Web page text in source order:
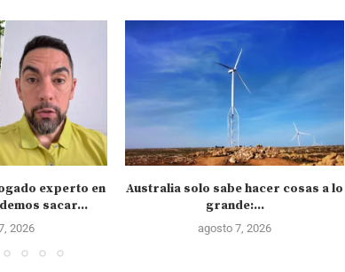
experto en
sacar...
2026
Australia solo sabe hacer cosas a lo
grande:...
agosto 7, 2026